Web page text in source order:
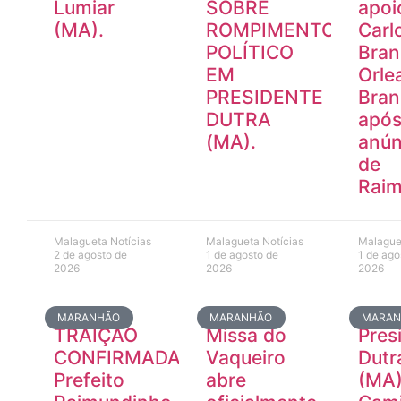
Lumiar
(MA).
Malagueta Notícias
2 de agosto de
2026
SOBRE
ROMPIMENTO
POLÍTICO
EM
PRESIDENTE
DUTRA
(MA).
Malagueta Notícias
1 de agosto de
2026
após
de
1 de
2026
MARANHÃO
TRAIÇÃO
CONFIRMADA:
Prefeito
MARANHÃO
Missa do
Vaqueiro
abre